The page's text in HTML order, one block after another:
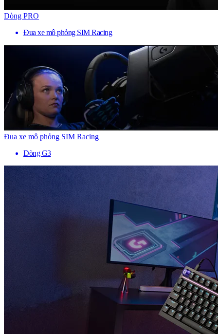
Dòng PRO
Đua xe mô phỏng SIM Racing
Đua xe mô phỏng SIM Racing
Dòng G3